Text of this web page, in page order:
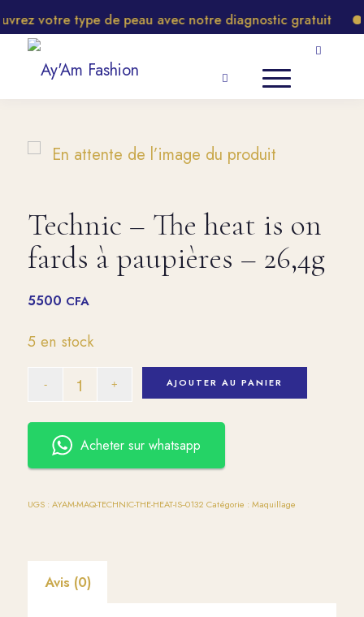
votre type de peau avec notre diagnostic gratuit
Technic – The heat is on
fards à paupières – 26,4g
5500 CFA
5 en stock
AJOUTER AU PANIER
Acheter sur whatsapp
UGS : AYAM-MAQ-TECHNIC-THE-HEAT-IS--0132 Catégorie : Maquillage
Avis (0)